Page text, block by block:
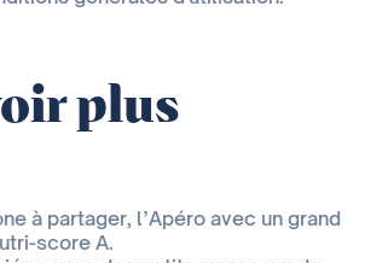
plus
à partager, l’Apéro avec un grand
score A.